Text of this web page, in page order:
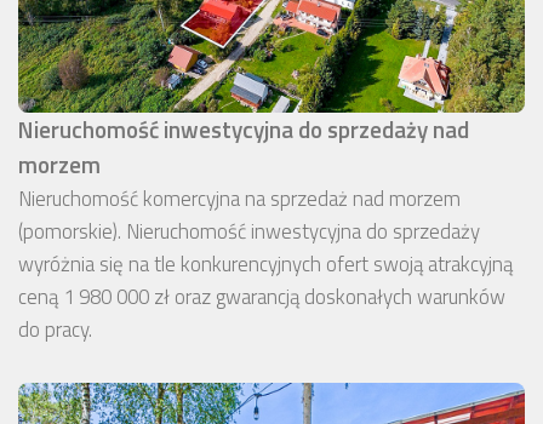
Nieruchomość inwestycyjna do sprzedaży nad
morzem
Nieruchomość komercyjna na sprzedaż nad morzem
(pomorskie). Nieruchomość inwestycyjna do sprzedaży
wyróżnia się na tle konkurencyjnych ofert swoją atrakcyjną
ceną 1 980 000 zł oraz gwarancją doskonałych warunków
do pracy.